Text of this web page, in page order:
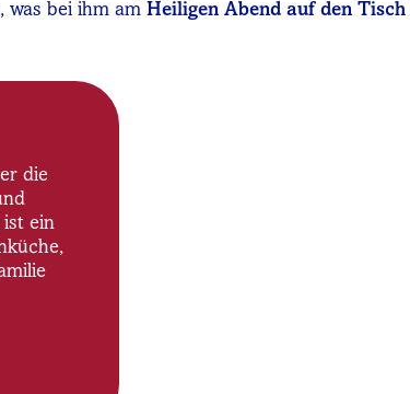
was bei ihm am Heiligen Abend auf den Tisch
die
ein